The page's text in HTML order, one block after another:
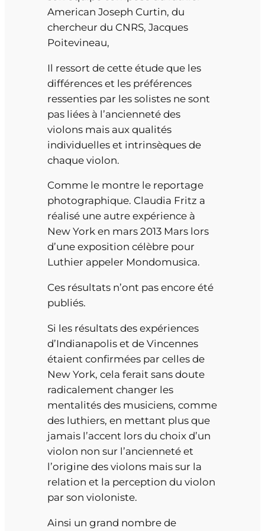
American Joseph Curtin, du
chercheur du CNRS, Jacques
Poitevineau,
Il ressort de cette étude que les
différences et les préférences
ressenties par les solistes ne sont
pas liées à l’ancienneté des
violons mais aux qualités
individuelles et intrinsèques de
chaque violon.
Comme le montre le reportage
photographique. Claudia Fritz a
réalisé une autre expérience à
New York en mars 2013 Mars lors
d’une exposition célèbre pour
Luthier appeler Mondomusica.
Ces résultats n’ont pas encore été
publiés.
Si les résultats des expériences
d’Indianapolis et de Vincennes
étaient confirmées par celles de
New York, cela ferait sans doute
radicalement changer les
mentalités des musiciens, comme
des luthiers, en mettant plus que
jamais l’accent lors du choix d’un
violon non sur l’ancienneté et
l’origine des violons mais sur la
relation et la perception du violon
par son violoniste.
Ainsi un grand nombre de